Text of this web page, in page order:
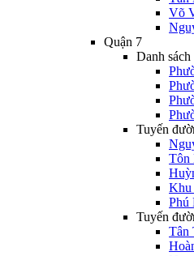
Võ
Quận 7
Danh
Tuyến
Tôn
Khu
Phú
Tuyến
Tân